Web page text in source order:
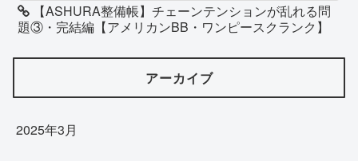
【ASHURA整備帳】チェーンテンションが乱れる問
題③・完結編【アメリカンBB・ワンピースクランク】
アーカイブ
2025年3月